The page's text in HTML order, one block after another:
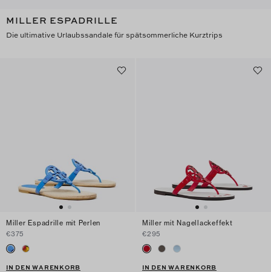
MILLER ESPADRILLE
Die ultimative Urlaubssandale für spätsommerliche Kurztrips
Miller Espadrille mit Perlen
€375
IN DEN WARENKORB
Miller mit Nagellackeffekt
€295
IN DEN WARENKORB